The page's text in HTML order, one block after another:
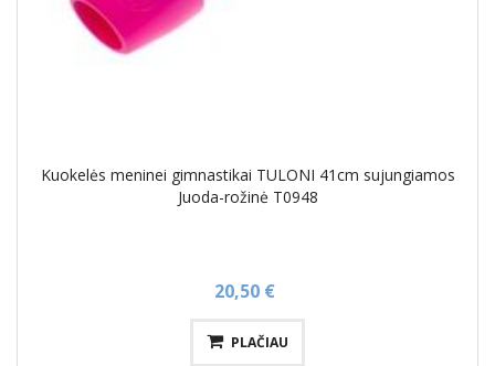
Kuokelės meninei gimnastikai TULONI 41cm sujungiamos
Juoda-rožinė T0948
20,50 €
PLAČIAU